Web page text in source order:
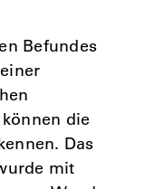
Befundes
die
Das
mit